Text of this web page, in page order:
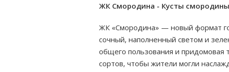
ЖК Смородина - Кусты
ЖК «Смородина» — новый формат
сочный, наполненный светом и
общего пользования и придомовая
сортов, чтобы жители могли